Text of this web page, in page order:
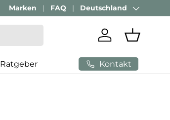
Passenden Bürostuhl finden mitAI-Beratung
Marken FAQ Land/Region
Deutschland
Einloggen
Ratgeber Kontakt